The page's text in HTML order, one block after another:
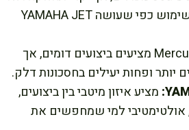
תמיד מקלים את השימוש כפי שעושה YAMAHA JET
מנועי Mercury מציעים ביצועים דומים, אך
יותר ופחות יעילים בחסכונות דלק.
מציע איזון מיטבי בין ביצועים,
אולטימטיבי למי שמחפשים את